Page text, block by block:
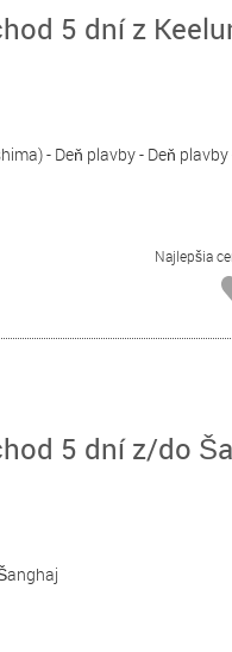
5 dní z
- Deň plavby - Deň plavby
Najlepšia
5 dní z/do